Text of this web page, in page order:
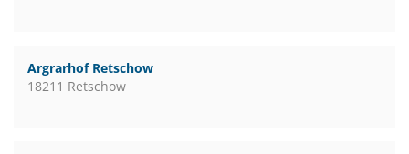
Argrarhof Retschow
18211 Retschow